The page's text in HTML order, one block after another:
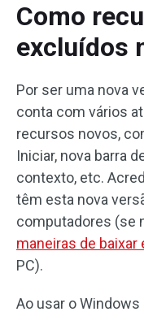
Como
excluídos
Por ser uma nova
conta com vários
recursos novos,
Iniciar, nova barra
contexto, etc.
têm esta nova
computadores (se
maneiras de baixar
PC).
Ao usar o